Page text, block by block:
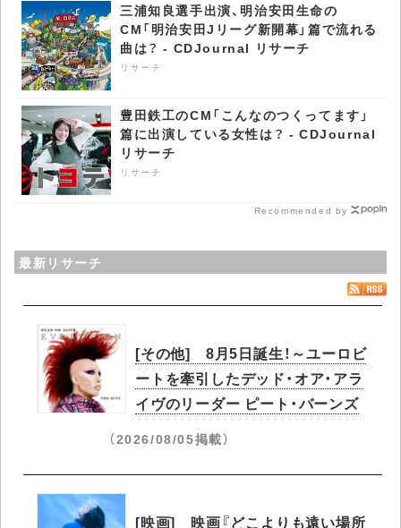
三浦知良選手出演、明治安田生命の
CM「明治安田Jリーグ新開幕」篇で流れる
曲は？ - CDJournal リサーチ
リサーチ
豊田鉄工のCM「こんなのつくってます」
篇に出演している女性は？ - CDJournal
リサーチ
リサーチ
Recommended by
最新リサーチ
[その他] 8月5日誕生！～ユーロビ
ートを牽引したデッド・オア・アラ
イヴのリーダー ピート・バーンズ
（2026/08/05掲載）
[映画] 映画『どこよりも遠い場所